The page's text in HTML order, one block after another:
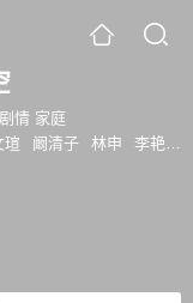
剧情 家庭
瑄 阚清子 林申 李艳